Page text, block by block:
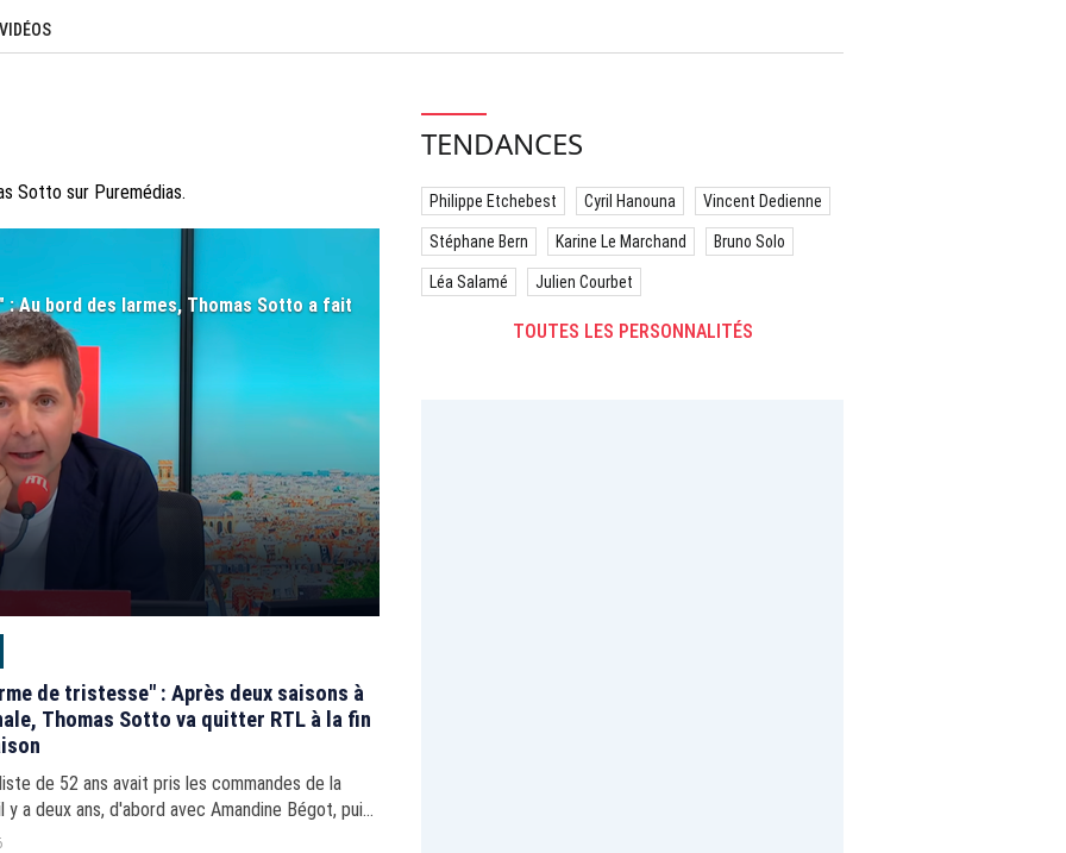
VIDÉOS
Sotto sur Puremédias.
Au bord des larmes, Thomas Sotto a fait
de tristesse" : Après deux saisons à
Thomas Sotto va quitter RTL à la fin
de 52 ans avait pris les commandes de la
y a deux ans, d'abord avec Amandine Bégot, puis
dernière.
TENDANCES
Philippe Etchebest Cyril Hanouna Vincent Dedienne
Stéphane Bern Karine Le Marchand Bruno Solo
Léa Salamé Julien Courbet
TOUTES LES PERSONNALITÉS